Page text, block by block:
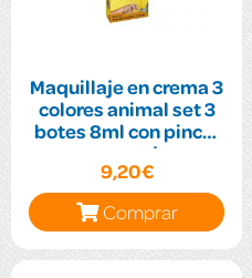
Maquillaje en crema 3
colores animal set 3
botes 8ml con pincel
y esponja
9,20€
Comprar